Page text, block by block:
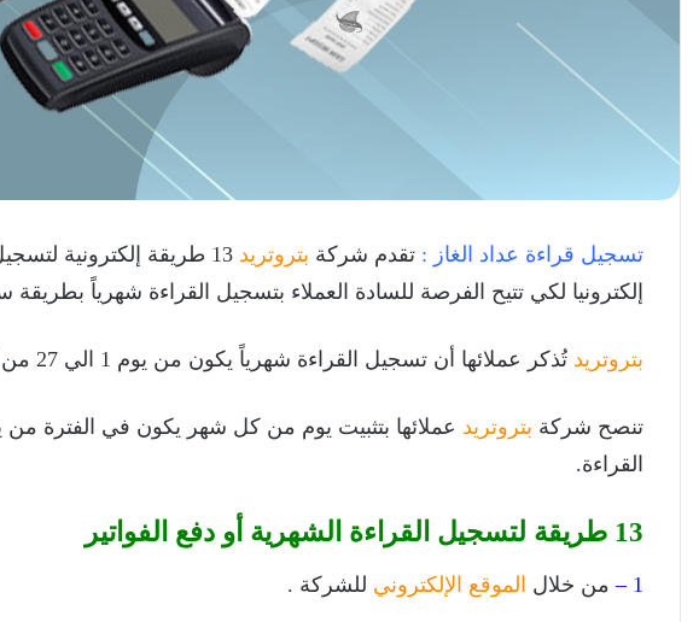
تسجيل قراءة عداد الغاز : تقدم شركة بتروتريد
13 طريقة إلكترونية
إلكترونيا لكي تتيح الفرصة للسادة العملاء بتسجيل القراءة شهرياً
بتروتريد تُذكر عملائها أن تسجيل القراءة شهرياً يكون من يوم 1 الي 27 من كل شهر .
تنصح شركة بتروتريد
القراءة.
13 طريقة لتسجيل القراءة الشهرية أو دفع الفواتير
1
–من خلال الموقع الإلكتروني للشركة .